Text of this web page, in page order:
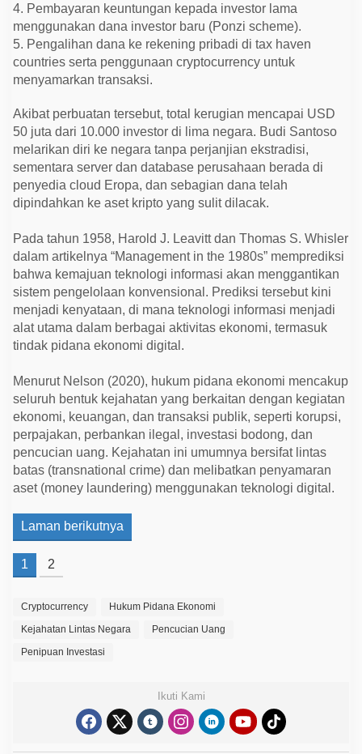
4. Pembayaran keuntungan kepada investor lama
menggunakan dana investor baru (Ponzi scheme).
5. Pengalihan dana ke rekening pribadi di tax haven
countries serta penggunaan cryptocurrency untuk
menyamarkan transaksi.
Akibat perbuatan tersebut, total kerugian mencapai USD
50 juta dari 10.000 investor di lima negara. Budi Santoso
melarikan diri ke negara tanpa perjanjian ekstradisi,
sementara server dan database perusahaan berada di
penyedia cloud Eropa, dan sebagian dana telah
dipindahkan ke aset kripto yang sulit dilacak.
Pada tahun 1958, Harold J. Leavitt dan Thomas S. Whisler
dalam artikelnya “Management in the 1980s” memprediksi
bahwa kemajuan teknologi informasi akan menggantikan
sistem pengelolaan konvensional. Prediksi tersebut kini
menjadi kenyataan, di mana teknologi informasi menjadi
alat utama dalam berbagai aktivitas ekonomi, termasuk
tindak pidana ekonomi digital.
Menurut Nelson (2020), hukum pidana ekonomi mencakup
seluruh bentuk kejahatan yang berkaitan dengan kegiatan
ekonomi, keuangan, dan transaksi publik, seperti korupsi,
perpajakan, perbankan ilegal, investasi bodong, dan
pencucian uang. Kejahatan ini umumnya bersifat lintas
batas (transnational crime) dan melibatkan penyamaran
aset (money laundering) menggunakan teknologi digital.
Laman berikutnya
1 2
Cryptocurrency
Hukum Pidana Ekonomi
Kejahatan Lintas Negara
Pencucian Uang
Penipuan Investasi
Ikuti Kami